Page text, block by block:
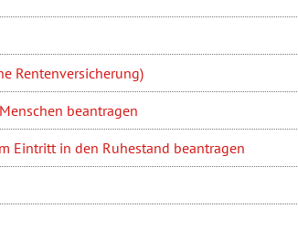
Rentenversicherung)
beantragen
Eintritt in den Ruhestand beantragen